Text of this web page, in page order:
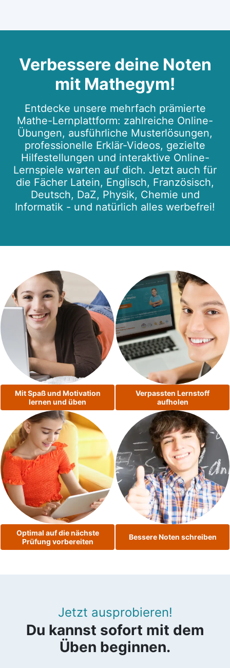
Verbessere deine Noten
mit Mathegym!
Entdecke unsere mehrfach prämierte
Mathe-Lernplattform: zahlreiche Online-
Übungen, ausführliche Musterlösungen,
professionelle Erklär-Videos, gezielte
Hilfestellungen und interaktive Online-
Lernspiele warten auf dich. Jetzt auch für
die Fächer Latein, Englisch, Französisch,
Deutsch, DaZ, Physik, Chemie und
Informatik - und natürlich alles werbefrei!
Mit Spaß und Motivation
lernen und üben
Verpassten Lernstoff
aufholen
Optimal auf die nächste
Prüfung vorbereiten
Bessere Noten schreiben
Jetzt ausprobieren!
Du kannst sofort mit dem
Üben beginnen.